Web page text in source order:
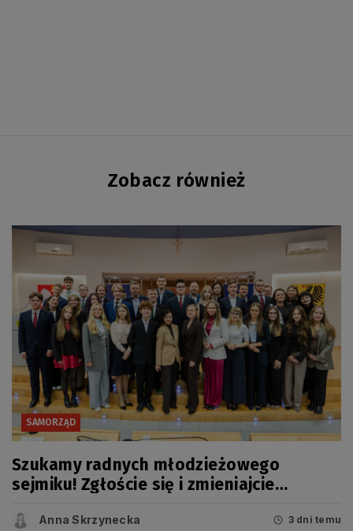
Zobacz również
SAMORZĄD
Szukamy radnych młodzieżowego
sejmiku! Zgłoście się i zmieniajcie
Anna Skrzynecka 3 dni temu